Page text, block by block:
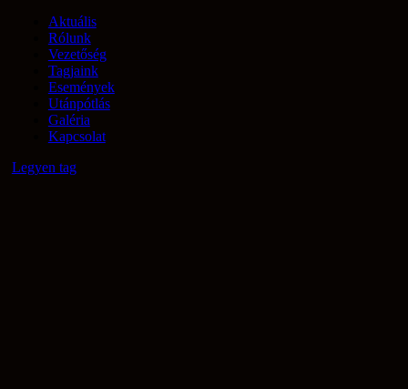
Aktuális
Rólunk
Vezetőség
Tagjaink
Események
Utánpótlás
Galéria
Kapcsolat
Legyen tag